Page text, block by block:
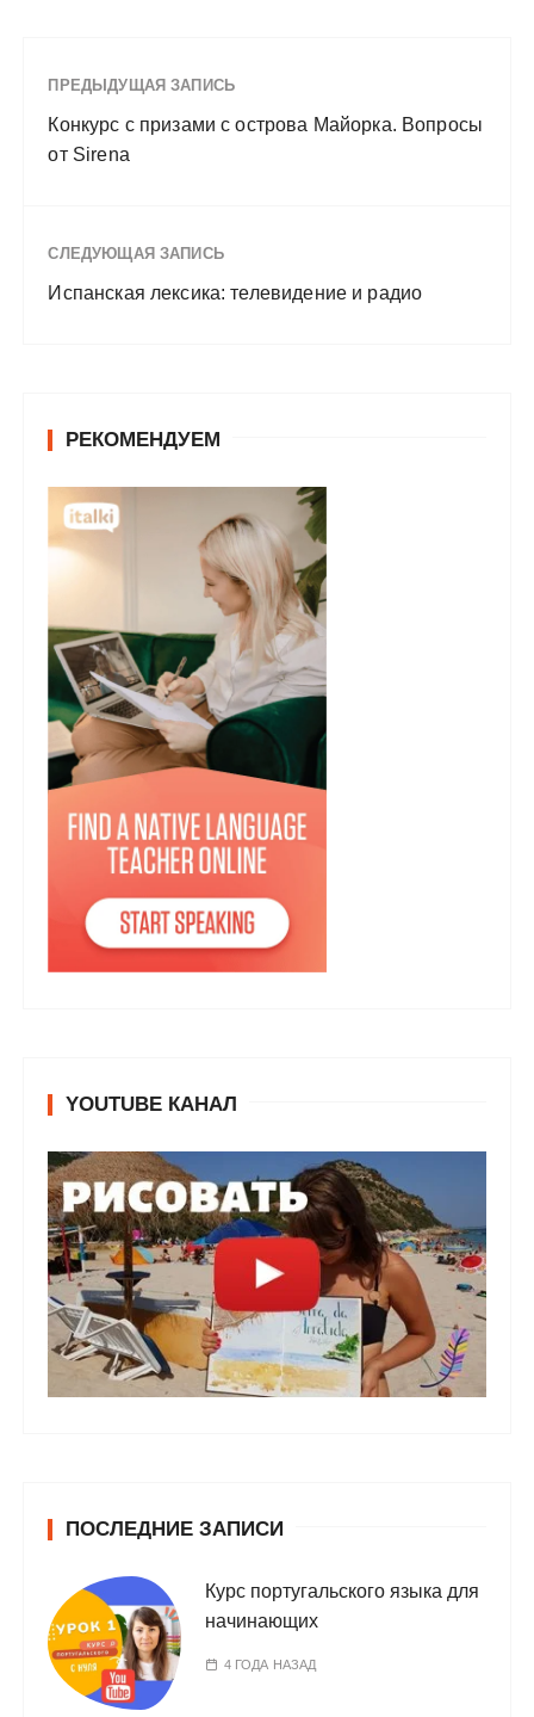
ПРЕДЫДУЩАЯ ЗАПИСЬ
Конкурс с призами с острова Майорка. Вопросы
от Sirena
СЛЕДУЮЩАЯ ЗАПИСЬ
Испанская лексика: телевидение и радио
РЕКОМЕНДУЕМ
YOUTUBE КАНАЛ
ПОСЛЕДНИЕ ЗАПИСИ
Курс португальского языка для
начинающих
4 ГОДА НАЗАД